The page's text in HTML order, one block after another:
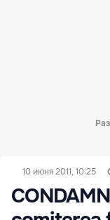
10 июня 2011, 10:25